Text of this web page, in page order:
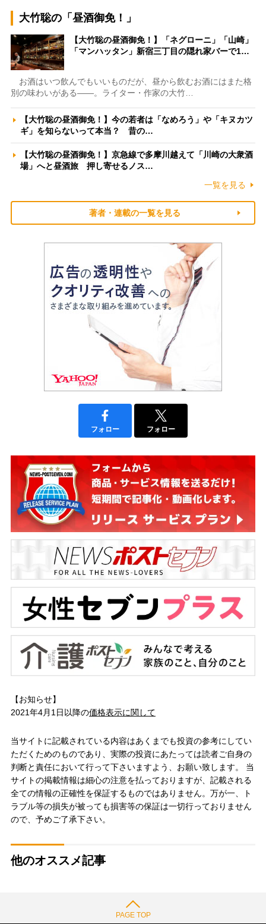
大竹聡の「昼酒御免！」
【大竹聡の昼酒御免！】「ネグローニ」「山崎」
「マンハッタン」新宿三丁目の隠れ家バーで1…
お酒はいつ飲んでもいいものだが、昼から飲むお酒にはまた格
別の味わいがある――。ライター・作家の大竹…
【大竹聡の昼酒御免！】今の若者は「なめろう」や「キヌカツ
ギ」を知らないって本当？ 昔の…
【大竹聡の昼酒御免！】京急線で多摩川越えて「川崎の大衆酒
場」へと昼酒旅 押し寄せるノス…
一覧を見る
著者・連載の一覧を見る
フォロー フォロー
【お知らせ】
2021年4月1日以降の価格表示に関して
当サイトに記載されている内容はあくまでも投資の参考にしてい
ただくためのものであり、実際の投資にあたっては読者ご自身の
判断と責任において行って下さいますよう、お願い致します。 当
サイトの掲載情報は細心の注意を払っておりますが、記載される
全ての情報の正確性を保証するものではありません。万が一、ト
ラブル等の損失が被っても損害等の保証は一切行っておりません
ので、予めご了承下さい。
他のオススメ記事
PAGE TOP